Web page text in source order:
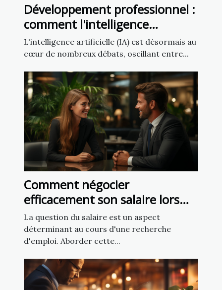
Développement professionnel :
comment l'intelligence
artificielle peut transformer
votre carrière
L'intelligence artificielle (IA) est désormais au
cœur de nombreux débats, oscillant entre...
Comment négocier
efficacement son salaire lors
d'un entretien d'embauche
La question du salaire est un aspect
déterminant au cours d'une recherche
d'emploi. Aborder cette...